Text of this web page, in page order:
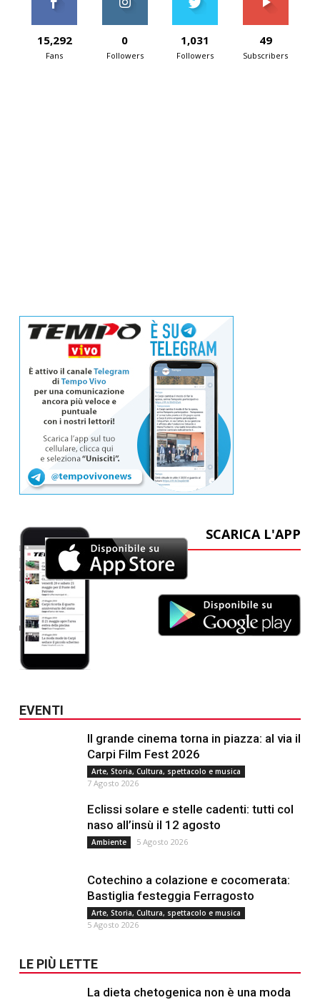
15,292
Fans
0
Followers
1,031
Followers
49
Subscribers
SCARICA L'APP
EVENTI
Il grande cinema torna in piazza: al via il
Carpi Film Fest 2026
Arte, Storia, Cultura, spettacolo e musica
7 Agosto 2026
Eclissi solare e stelle cadenti: tutti col
naso all’insù il 12 agosto
Ambiente 5 Agosto 2026
Cotechino a colazione e cocomerata:
Bastiglia festeggia Ferragosto
Arte, Storia, Cultura, spettacolo e musica
5 Agosto 2026
LE PIÙ LETTE
La dieta chetogenica non è una moda